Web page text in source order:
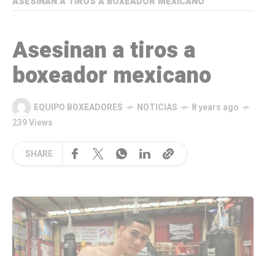
Asesinan a tiros a
boxeador mexicano
EQUIPO BOXEADORES NOTICIAS
8 years ago
239 Views
SHARE